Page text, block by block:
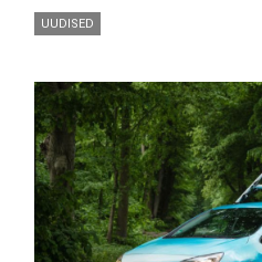
UUDISED
Pilt